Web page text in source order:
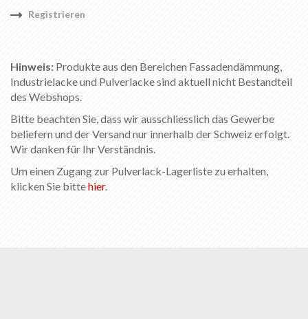
Registrieren
Hinweis: Produkte aus den Bereichen Fassadendämmung,
Industrielacke und Pulverlacke sind aktuell nicht Bestandteil
des Webshops.
Bitte beachten Sie, dass wir ausschliesslich das Gewerbe
beliefern und der Versand nur innerhalb der Schweiz erfolgt.
Wir danken für Ihr Verständnis.
Um einen Zugang zur Pulverlack-Lagerliste zu erhalten,
klicken Sie bittehier.